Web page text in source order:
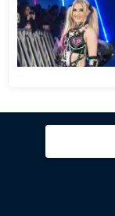
Ricerca